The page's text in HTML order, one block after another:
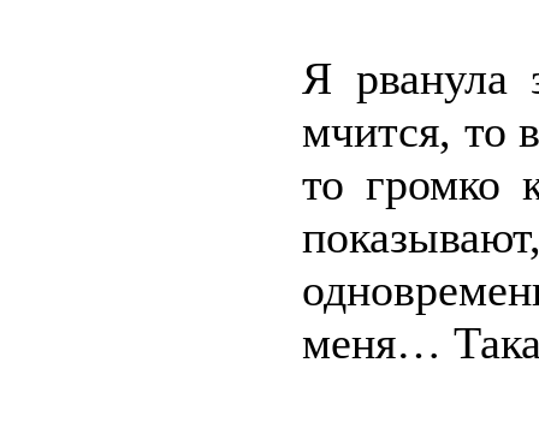
Я рванула
мчится, то
то громко
меня…